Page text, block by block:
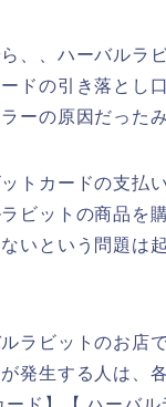
、、ハーバルラ
ドの引き落とし
ーの原因だった
トカードの支払
ビットの商品を
いという問題は
ラビットのお店
発生する人は、